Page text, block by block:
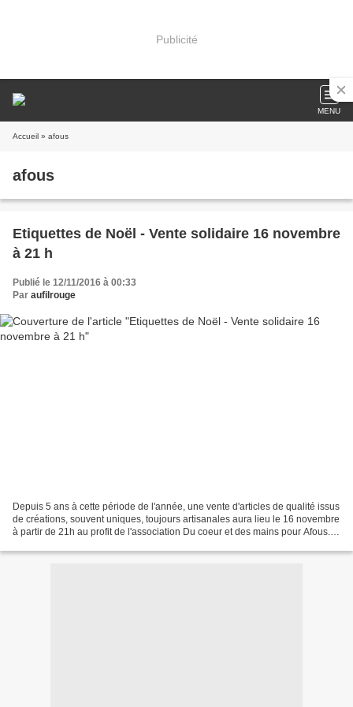
Publicité
MENU
Accueil » afous
afous
Etiquettes de Noël - Vente solidaire 16 novembre
à 21 h
Publié le 12/11/2016 à 00:33
Par aufilrouge
Depuis 5 ans à cette période de l'année, une vente d'articles de qualité issus
de créations, souvent uniques, toujours artisanales aura lieu le 16 novembre
à partir de 21h au profit de l'association Du coeur et des mains pour Afous.